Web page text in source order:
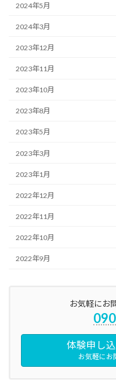
2024年5月
2024年3月
2023年12月
2023年11月
2023年10月
2023年8月
2023年5月
2023年3月
2023年1月
2022年12月
2022年11月
2022年10月
2022年9月
お気軽にお
体験申し
お気軽にお